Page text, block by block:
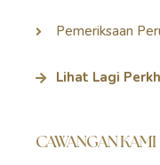
Pemeriksaan
Lihat Lagi
CAWANGAN KAMI